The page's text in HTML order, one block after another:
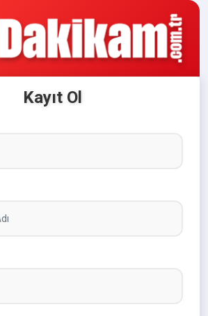
Kayıt Ol